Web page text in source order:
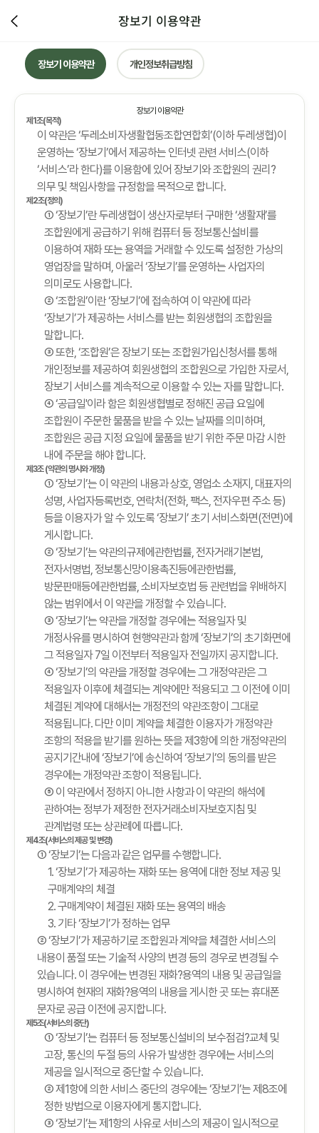
장보기 이용약관
장보기 이용약관 개인정보취급방침
장보기 이용약관
제1조(목적)
이 약관은 ‘두레소비자생활협동조합연합회’(이하 두레생협)이
운영하는 ‘장보기’에서 제공하는 인터넷 관련 서비스(이하
‘서비스’라 한다)를 이용함에 있어 장보기와 조합원의 권리?
의무 및 책임사항을 규정함을 목적으로 합니다.
제2조(정의)
① ‘장보기’란 두레생협이 생산자로부터 구매한 ‘생활재’를
조합원에게 공급하기 위해 컴퓨터 등 정보통신설비를
이용하여 재화 또는 용역을 거래할 수 있도록 설정한 가상의
영업장을 말하며, 아울러 ‘장보기’를 운영하는 사업자의
의미로도 사용합니다.
② ‘조합원’이란 ‘장보기’에 접속하여 이 약관에 따라
‘장보기’가 제공하는 서비스를 받는 회원생협의 조합원을
말합니다.
③ 또한, ‘조합원’은 장보기 또는 조합원가입신청서를 통해
개인정보를 제공하여 회원생협의 조합원으로 가입한 자로서,
장보기 서비스를 계속적으로 이용할 수 있는 자를 말합니다.
④ ‘공급일'이라 함은 회원생협별로 정해진 공급 요일에
조합원이 주문한 물품을 받을 수 있는 날짜를 의미하며,
조합원은 공급 지정 요일에 물품을 받기 위한 주문 마감 시한
내에 주문을 해야 합니다.
제3조 (약관의 명시와 개정)
① ‘장보기’는 이 약관의 내용과 상호, 영업소 소재지, 대표자의
성명, 사업자등록번호, 연락처(전화, 팩스, 전자우편 주소 등)
등을 이용자가 알 수 있도록 ‘장보기’ 초기 서비스화면(전면)에
게시합니다.
② ‘장보기’는 약관의규제에관한법률, 전자거래기본법,
전자서명법, 정보통신망이용촉진등에관한법률,
방문판매등에관한법률, 소비자보호법 등 관련법을 위배하지
않는 범위에서 이 약관을 개정할 수 있습니다.
③ ‘장보기’는 약관을 개정할 경우에는 적용일자 및
개정사유를 명시하여 현행약관과 함께 ‘장보기’의 초기화면에
그 적용일자 7일 이전부터 적용일자 전일까지 공지합니다.
④ ‘장보기’의 약관을 개정할 경우에는 그 개정약관은 그
적용일자 이후에 체결되는 계약에만 적용되고 그 이전에 이미
체결된 계약에 대해서는 개정전의 약관조항이 그대로
적용됩니다. 다만 이미 계약을 체결한 이용자가 개정약관
조항의 적용을 받기를 원하는 뜻을 제3항에 의한 개정약관의
공지기간내에 ‘장보기’에 송신하여 ‘장보기’의 동의를 받은
경우에는 개정약관 조항이 적용됩니다.
⑤ 이 약관에서 정하지 아니한 사항과 이 약관의 해석에
관하여는 정부가 제정한 전자거래소비자보호지침 및
관계법령 또는 상관례에 따릅니다.
제4조(서비스의 제공 및 변경)
① ‘장보기’는 다음과 같은 업무를 수행합니다.
1. ‘장보기’가 제공하는 재화 또는 용역에 대한 정보 제공 및
구매계약의 체결
2. 구매계약이 체결된 재화 또는 용역의 배송
3. 기타 ‘장보기’가 정하는 업무
② ‘장보기’가 제공하기로 조합원과 계약을 체결한 서비스의
내용이 품절 또는 기술적 사양의 변경 등의 경우로 변경될 수
있습니다. 이 경우에는 변경된 재화?용역의 내용 및 공급일을
명시하여 현재의 재화?용역의 내용을 게시한 곳 또는 휴대폰
문자로 공급 이전에 공지합니다.
제5조(서비스의 중단)
① ‘장보기’는 컴퓨터 등 정보통신설비의 보수점검?교체 및
고장, 통신의 두절 등의 사유가 발생한 경우에는 서비스의
제공을 일시적으로 중단할 수 있습니다.
② 제1항에 의한 서비스 중단의 경우에는 ‘장보기’는 제8조에
정한 방법으로 이용자에게 통지합니다.
③ ‘장보기’는 제1항의 사유로 서비스의 제공이 일시적으로